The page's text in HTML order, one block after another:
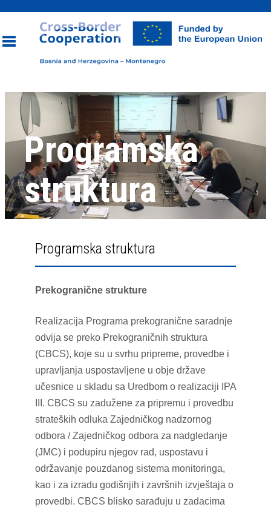
navigation
Programska
struktura
Programska struktura
Prekogranične strukture
Realizacija Programa prekogranične saradnje
odvija se preko Prekograničnih struktura
(CBCS), koje su u svrhu pripreme, provedbe i
upravljanja uspostavljene u obje države
učesnice u skladu sa Uredbom o realizaciji IPA
III. CBCS su zadužene za pripremu i provedbu
strateških odluka Zajedničkog nadzornog
odbora / Zajedničkog odbora za nadgledanje
(JMC) i podupiru njegov rad, uspostavu i
održavanje pouzdanog sistema monitoringa,
kao i za izradu godišnjih i završnih izvještaja o
provedbi. CBCS blisko sarađuju u zadacima